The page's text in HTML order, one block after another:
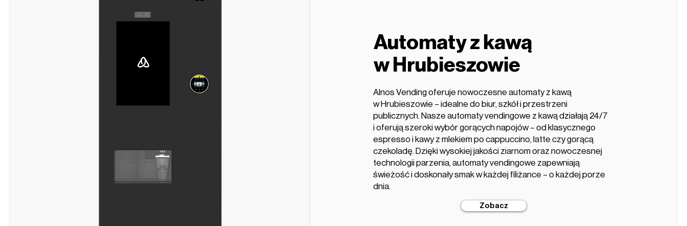
Automaty z kawą
w Hrubieszowie
Alnos Vending oferuje nowoczesne automaty z kawą
w Hrubieszowie – idealne do biur, szkół i przestrzeni
publicznych. Nasze automaty vendingowe z kawą działają 24/7
i oferują szeroki wybór gorących napojów – od klasycznego
espresso i kawy z mlekiem po cappuccino, latte czy gorącą
czekoladę. Dzięki wysokiej jakości ziarnom oraz nowoczesnej
technologii parzenia, automaty vendingowe zapewniają
świeżość i doskonały smak w każdej filiżance – o każdej porze
dnia.
Zobacz